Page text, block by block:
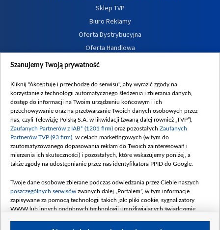
Sklep TVP
Biuro Reklamy
Oferta Dystrybucyjna
Oferta Handlowa
Dostępność
Procedura zgłoszeń wewnętrznych
Szanujemy Twoją prywatność
Kliknij "Akceptuję i przechodzę do serwisu", aby wyrazić zgody na
korzystanie z technologii automatycznego śledzenia i zbierania danych,
dostęp do informacji na Twoim urządzeniu końcowym i ich
przechowywanie oraz na przetwarzanie Twoich danych osobowych przez
nas, czyli Telewizję Polską S.A. w likwidacji (zwaną dalej również „TVP”),
Zaufanych Partnerów z IAB* (1201 firm) oraz pozostałych Zaufanych
Partnerów TVP (93 firm) , w celach marketingowych (w tym do
zautomatyzowanego dopasowania reklam do Twoich zainteresowań i
mierzenia ich skuteczności) i pozostałych, które wskazujemy poniżej, a
także zgody na udostępnianie przez nas identyfikatora PPID do Google.
Twoje dane osobowe zbierane podczas odwiedzania przez Ciebie naszych
poszczególnych serwisów zwanych dalej „Portalem”, w tym informacje
zapisywane za pomocą technologii takich jak: pliki cookie, sygnalizatory
WWW lub innych podobnych technologii umożliwiających świadczenie